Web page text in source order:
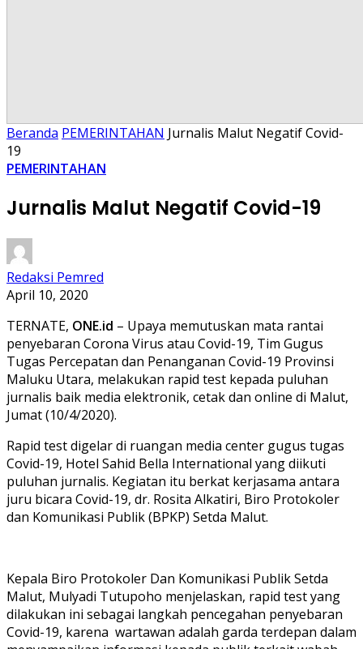
Beranda PEMERINTAHAN Jurnalis Malut Negatif Covid-
19
PEMERINTAHAN
Jurnalis Malut Negatif Covid-19
Redaksi Pemred
April 10, 2020
TERNATE, ONE.id – Upaya memutuskan mata rantai
penyebaran Corona Virus atau Covid-19, Tim Gugus
Tugas Percepatan dan Penanganan Covid-19 Provinsi
Maluku Utara, melakukan rapid test kepada puluhan
jurnalis baik media elektronik, cetak dan online di Malut,
Jumat (10/4/2020).
Rapid test digelar di ruangan media center gugus tugas
Covid-19, Hotel Sahid Bella International yang diikuti
puluhan jurnalis. Kegiatan itu berkat kerjasama antara
juru bicara Covid-19, dr. Rosita Alkatiri, Biro Protokoler
dan Komunikasi Publik (BPKP) Setda Malut.
Kepala Biro Protokoler Dan Komunikasi Publik Setda
Malut, Mulyadi Tutupoho menjelaskan, rapid test yang
dilakukan ini sebagai langkah pencegahan penyebaran
Covid-19, karena wartawan adalah garda terdepan dalam